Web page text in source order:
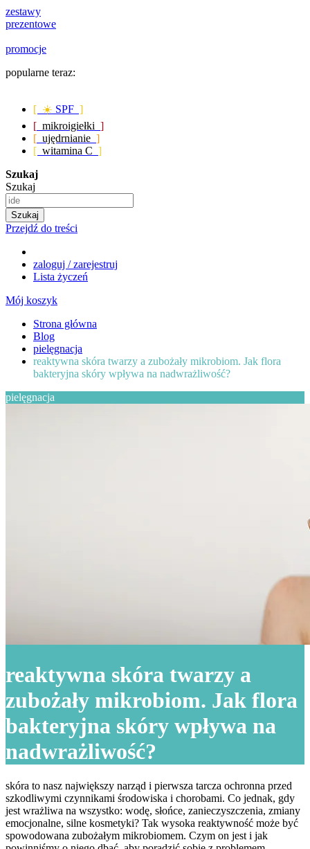
zestawy
prezentowe
promocje
popularne teraz:
[ ☀️ SPF ]
[ mikroigiełki ]
[ ujędrnianie ]
[ witamina C ]
Szukaj
Szukaj
Szukaj
Przejdź do treści
zaloguj / zarejestruj
Lista życzeń
Mój koszyk
Strona główna
Blog
pielęgnacja
reaktywna skóra twarzy a zubożały mikrobiom. Jak flora
bakteryjna skóry wpływa na nadwrażliwość?
pielęgnacja
reaktywna skóra twarzy a
zubożały mikrobiom. Jak flora
bakteryjna skóry wpływa na
nadwrażliwość?
skóra to nasz największy narząd i pierwsza tarcza ochronna przed
szkodliwymi czynnikami środowiska i chorobami. Co jednak, gdy
jest wrażliwa na wszystko: wodę, słońce, zanieczyszczenia, zmiany
emocjonalne, silne kosmetyki? Tak wysoka reaktywność może być
spowodowana zubożałym mikrobiomem. Czym on jest i jak